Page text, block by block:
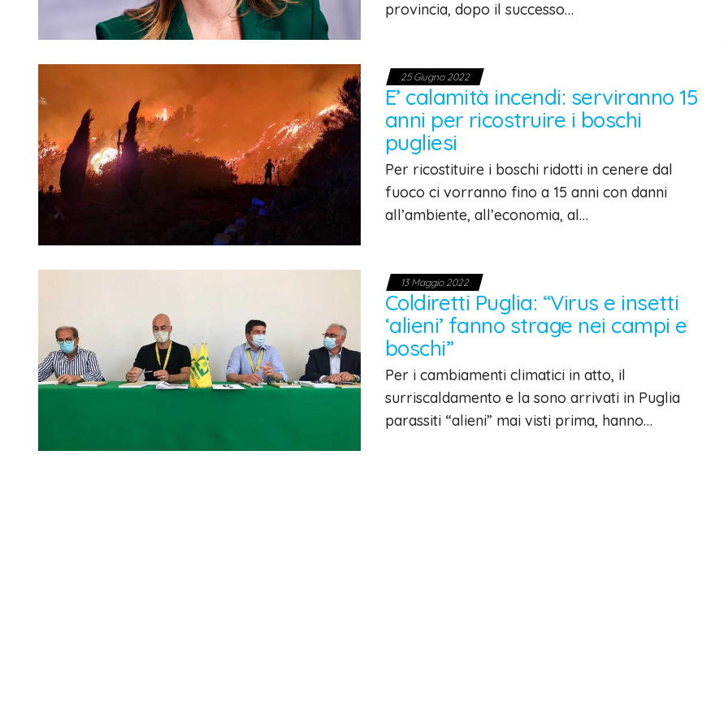
provincia, dopo il successo…
25 Giugno 2022
E’ calamità incendi: serviranno 15
anni per ricostruire i boschi
pugliesi
Per ricostituire i boschi ridotti in cenere dal
fuoco ci vorranno fino a 15 anni con danni
all’ambiente, all’economia, al…
13 Maggio 2022
Coldiretti Puglia: “Virus e insetti
‘alieni’ fanno strage nei campi e
boschi”
Per i cambiamenti climatici in atto, il
surriscaldamento e la sono arrivati in Puglia
parassiti “alieni” mai visti prima, hanno…